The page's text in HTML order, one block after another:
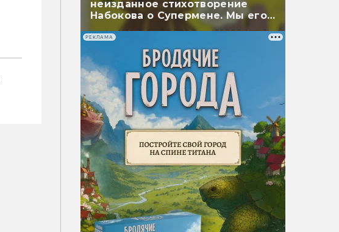
неизданное стихотворение
Набокова о Супермене. Мы его
перевели
РЕКЛАМА